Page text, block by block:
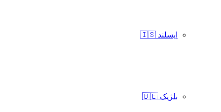
ایسلند 🇮🇸
بلژیک 🇧🇪